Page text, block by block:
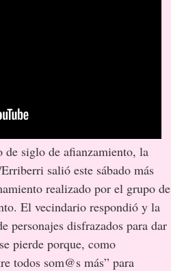
de siglo de afianzamiento, la
salió este sábado más
realizado por el grupo de
El vecindario respondió y la
personajes disfrazados para dar
pierde porque, como
todos som@s más” para